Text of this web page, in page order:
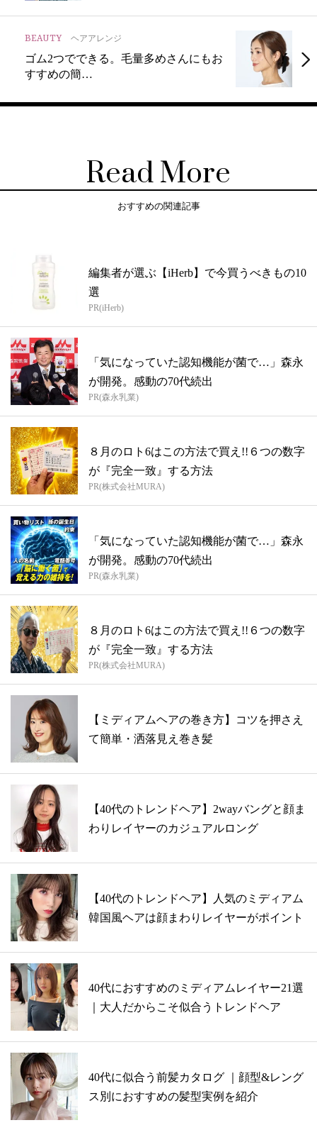
BEAUTY ヘアアレンジ
ゴム2つでできる。毛量多めさんにもお
すすめの簡…
Read More
おすすめの関連記事
編集者が選ぶ【iHerb】で今買うべきもの10
選
PR(iHerb)
「気になっていた認知機能が菌で…」森永
が開発。感動の70代続出
PR(森永乳業)
８月のロト6はこの方法で買え!!６つの数字
が『完全一致』する方法
PR(株式会社MURA)
「気になっていた認知機能が菌で…」森永
が開発。感動の70代続出
PR(森永乳業)
８月のロト6はこの方法で買え!!６つの数字
が『完全一致』する方法
PR(株式会社MURA)
【ミディアムヘアの巻き方】コツを押さえ
て簡単・洒落見え巻き髪
【40代のトレンドヘア】2wayバングと顔ま
わりレイヤーのカジュアルロング
【40代のトレンドヘア】人気のミディアム
韓国風ヘアは顔まわりレイヤーがポイント
40代におすすめのミディアムレイヤー21選
｜大人だからこそ似合うトレンドヘア
40代に似合う前髪カタログ ｜顔型&レング
ス別におすすめの髪型実例を紹介